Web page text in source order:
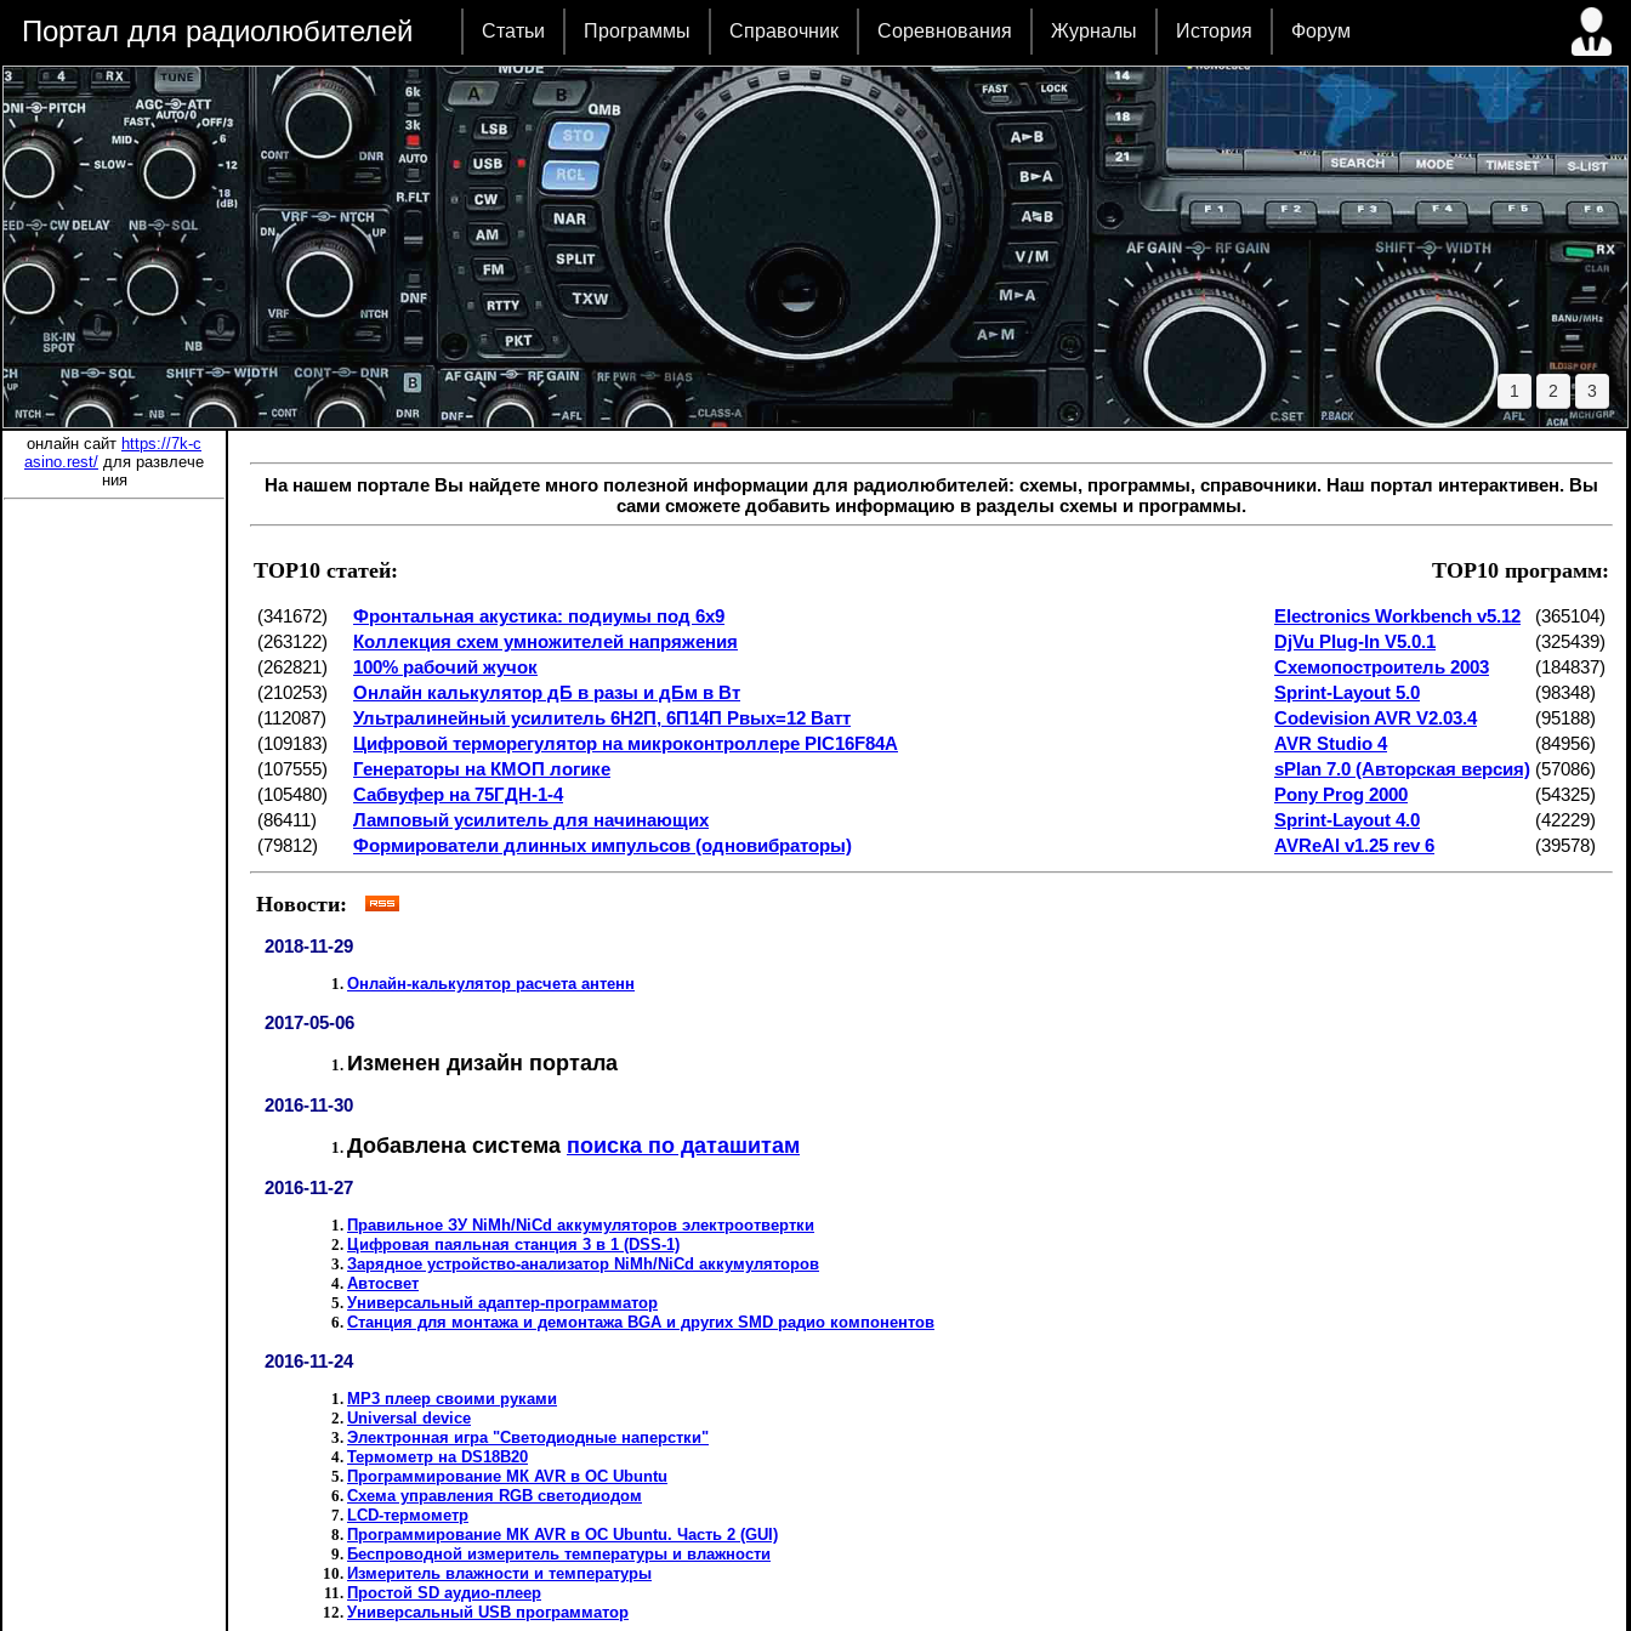
Портал для радиолюбителей Статьи Программы Справочник Соревнования Журналы История Форум
1 2 3
онлайн сайт https://7k-c
asino.rest/ для развлече
ния
На нашем портале Вы найдете много полезной информации для радиолюбителей: схемы, программы, справочники. Наш портал интерактивен. Вы
сами сможете добавить информацию в разделы схемы и программы.
TOP10 статей:
(341672)
Фронтальная акустика: подиумы под 6х9
(263122)
Коллекция схем умножителей напряжения
(262821)
100% рабочий жучок
(210253)
Онлайн калькулятор дБ в разы и дБм в Вт
(112087)
Ультралинейный усилитель 6Н2П, 6П14П Рвых=12 Ватт
(109183)
Цифровой терморегулятор на микроконтроллере PIC16F84A
(107555)
Генераторы на КМОП логике
(105480)
Сабвуфер на 75ГДН-1-4
(86411)
Ламповый усилитель для начинающих
(79812)
Формирователи длинных импульсов (одновибраторы)
TOP10 программ:
Electronics Workbench v5.12
(365104)
DjVu Plug-In V5.0.1
(325439)
Схемопостроитель 2003
(184837)
Sprint-Layout 5.0
(98348)
Codevision AVR V2.03.4
(95188)
AVR Studio 4
(84956)
sPlan 7.0 (Авторская версия) (57086)
Pony Prog 2000
(54325)
Sprint-Layout 4.0
(42229)
AVReAl v1.25 rev 6
(39578)
Новости:
2018-11-29
Онлайн-калькулятор расчета антенн
2017-05-06
Изменен дизайн портала
2016-11-30
Добавлена система поиска по даташитам
2016-11-27
Правильное ЗУ NiMh/NiCd аккумуляторов электроотвертки
Цифровая паяльная станция 3 в 1 (DSS-1)
Зарядное устройство-анализатор NiMh/NiCd аккумуляторов
Автосвет
Универсальный адаптер-программатор
Станция для монтажа и демонтажа BGA и других SMD радио компонентов
2016-11-24
MP3 плеер своими руками
Universal device
Электронная игра "Светодиодные наперстки"
Термометр на DS18B20
Программирование МК AVR в ОС Ubuntu
Схема управления RGB светодиодом
LCD-термометр
Программирование МК AVR в ОС Ubuntu. Часть 2 (GUI)
Беспроводной измеритель температуры и влажности
Измеритель влажности и температуры
Простой SD аудио-плеер
Универсальный USB программатор